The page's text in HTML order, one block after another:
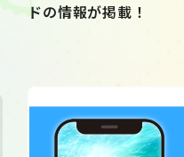
ドの情報が掲載！